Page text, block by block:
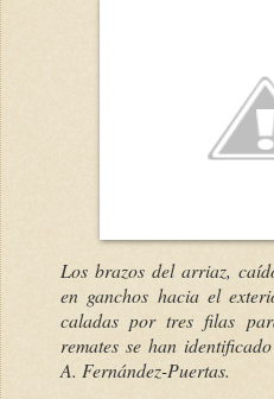
Los brazos del arriaz,
en ganchos hacia el
caladas por tres filas
remates se han
A. Fernández-Puertas.